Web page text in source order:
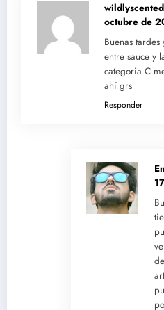
octubre de
Buenas
entre sauce y
categoria C
ahí grs
Responder
En